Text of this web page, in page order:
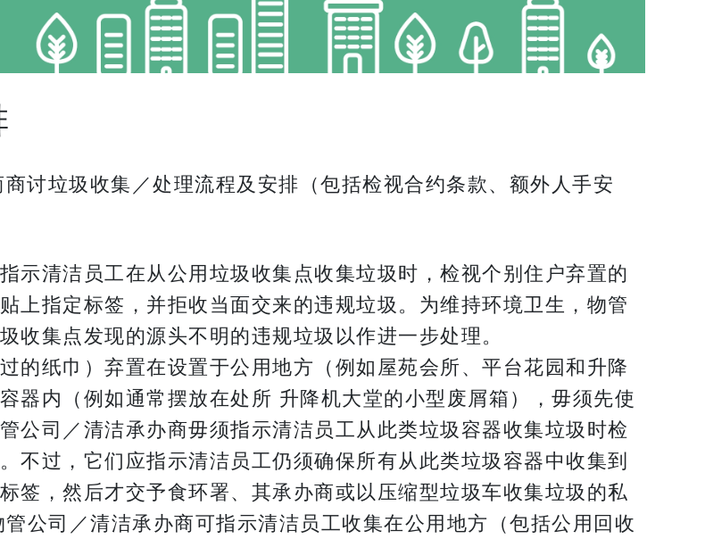
讨垃圾收集／处理流程及安排（包括检视合约条款、额外人手安
示清洁员工在从公用垃圾收集点收集垃圾时，检视个别住户弃置的
上指定标签，并拒收当面交来的违规垃圾。为维持环境卫生，物管
集点发现的源头不明的违规垃圾以作进一步处理。
的纸巾）弃置在设置于公用地方（例如屋苑会所、平台花园和升降
器内（例如通常摆放在处所 升降机大堂的小型废屑箱），毋须先使
公司／清洁承办商毋须指示清洁员工从此类垃圾容器收集垃圾时检
不过，它们应指示清洁员工仍须确保所有从此类垃圾容器中收集到
签，然后才交予食环署、其承办商或以压缩型垃圾车收集垃圾的私
公司／清洁承办商可指示清洁员工收集在公用地方（包括公用回收